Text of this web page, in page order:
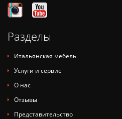
Разделы
Итальянская мебель
Услуги и сервис
О нас
Отзывы
Представительство